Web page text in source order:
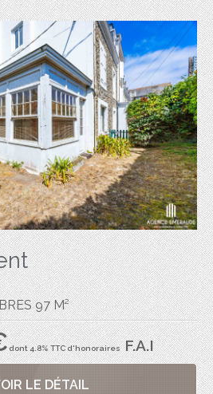
97 M²
dont 4.8% TTC d'honorairesF.A.I
LE DÉTAIL